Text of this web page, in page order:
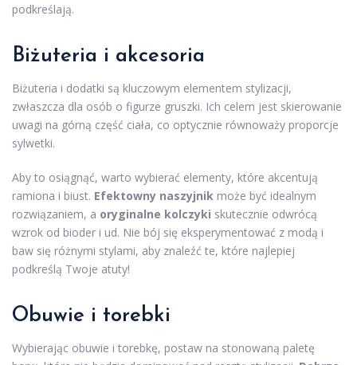
podkreślają.
Biżuteria i akcesoria
Biżuteria i dodatki są kluczowym elementem stylizacji,
zwłaszcza dla osób o figurze gruszki. Ich celem jest skierowanie
uwagi na górną część ciała, co optycznie równoważy proporcje
sylwetki.
Aby to osiągnąć, warto wybierać elementy, które akcentują
ramiona i biust. Efektowny naszyjnik może być idealnym
rozwiązaniem, a oryginalne kolczyki skutecznie odwrócą
wzrok od bioder i ud. Nie bój się eksperymentować z modą i
baw się różnymi stylami, aby znaleźć te, które najlepiej
podkreślą Twoje atuty!
Obuwie i torebki
Wybierając obuwie i torebkę, postaw na stonowaną paletę